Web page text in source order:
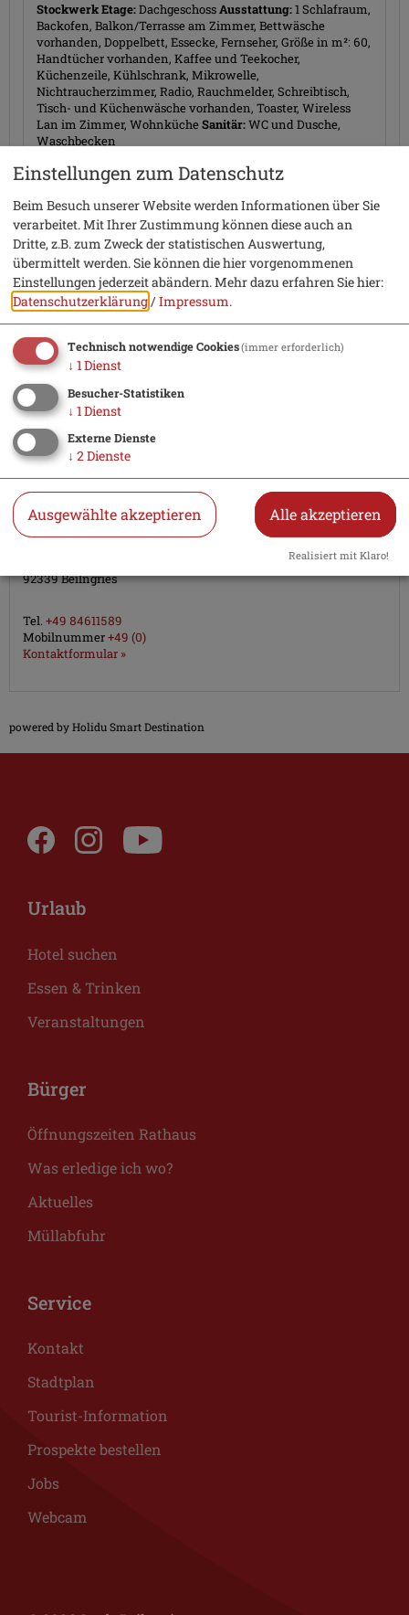
Stockwerk Etage:DachgeschossAusstattung:1 Schlafraum,
Backofen, Balkon/Terrasse am Zimmer, Bettwäsche
vorhanden, Doppelbett, Essecke, Fernseher, Größe in m²: 60,
Handtücher vorhanden, Kaffee und Teekocher,
Küchenzeile, Kühlschrank, Mikrowelle,
Nichtraucherzimmer, Radio, Rauchmelder, Schreibtisch,
Tisch- und Küchenwäsche vorhanden, Toaster, Wireless
Lan im Zimmer, WohnkücheSanitär:WC und Dusche,
Waschbecken
Größe (Quadratmeter): 60
Belegung: 1-2 Personen
Verfügbarkeiten anzeigen
Informationen von Ihrem Gastgeber
Ausstattung & Information
Karte
Adresse
Ferienwohnung Karch
Frau Katharina Karch
92339Beilngries
Tel. +49 84611589
Mobilnummer+49 (0)
Kontaktformular »
powered by Holidu Smart Destination
Urlaub
Hotel suchen
Essen & Trinken
Veranstaltungen
Bürger
Öffnungszeiten Rathaus
Was erledige ich wo?
Aktuelles
Müllabfuhr
Service
Kontakt
Stadtplan
Tourist-Information
Prospekte bestellen
Jobs
Webcam
Einstellungen zum Datenschutz
Beim Besuch unserer Website werden Informationen über Sie
verarbeitet. Mit Ihrer Zustimmung können diese auch an
Dritte, z.B. zum Zweck der statistischen Auswertung,
übermittelt werden. Sie können die hier vorgenommenen
Einstellungen jederzeit abändern.Mehr dazu erfahren Sie hier:
Datenschutzerklärung/Impressum.
Technisch notwendige Cookies(immer erforderlich)
↓ 1 Dienst
Besucher-Statistiken
↓ 1 Dienst
Externe Dienste
↓ 2Dienste
Ausgewählte akzeptieren Alle akzeptieren
Realisiert mit Klaro!